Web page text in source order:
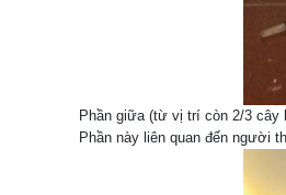
Phần giữa (từ vị trí còn 2/3 cây
Phần này liên quan đến người